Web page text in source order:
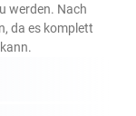
werden. Nach
da es komplett